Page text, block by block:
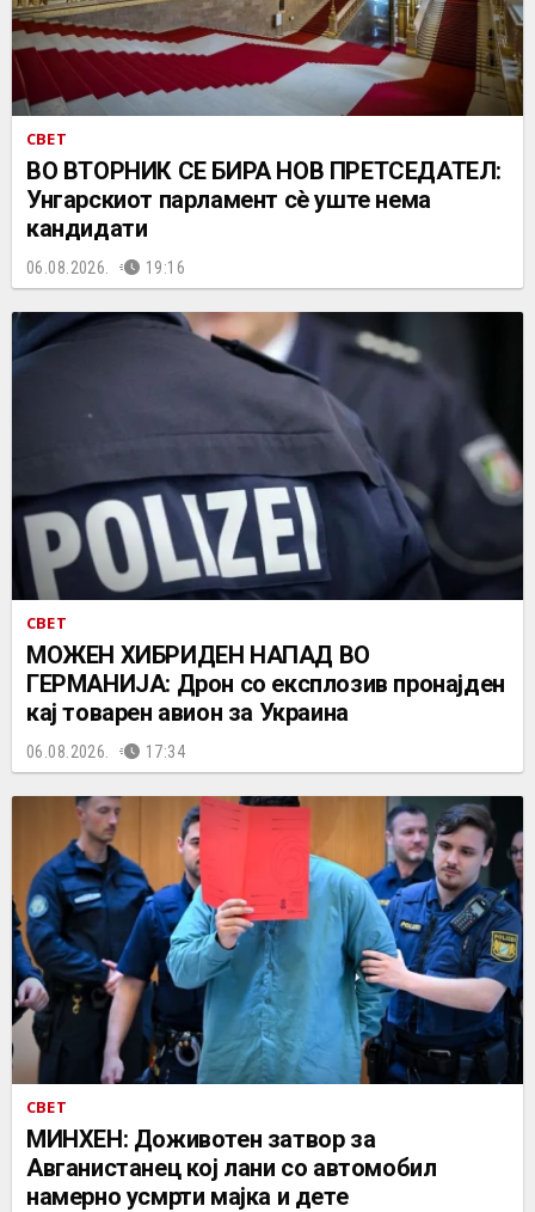
СВЕТ
ВО ВТОРНИК СЕ БИРА НОВ ПРЕТСЕДАТЕЛ:
Унгарскиот парламент сè уште нема
кандидати
06.08.2026. 19:16
СВЕТ
МОЖЕН ХИБРИДЕН НАПАД ВО
ГЕРМАНИЈА: Дрон со експлозив пронајден
кај товарен авион за Украина
06.08.2026. 17:34
СВЕТ
МИНХЕН: Доживотен затвор за
Авганистанец кој лани со автомобил
намерно усмрти мајка и дете